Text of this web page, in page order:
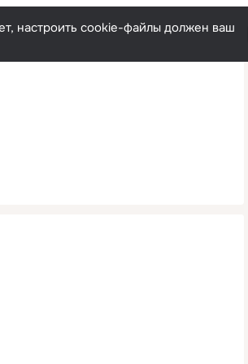
Русский
настроить cookie-файлы должен ваш